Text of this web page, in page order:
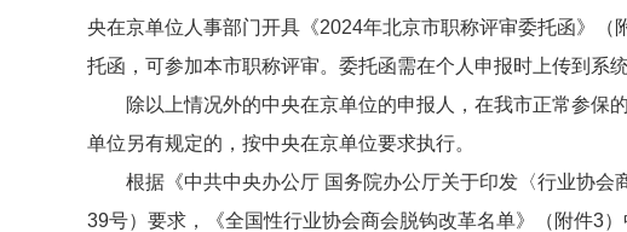
央在京单位人事部门开具《2024年北京市职称评审委托函》
托函，可参加本市职称评审。委托函需在个人申报时上传到系统
除以上情况外的中央在京单位的申报人，在我市正常参保
单位另有规定的，按中央在京单位要求执行。
根据《中共中央办公厅 国务院办公厅关于印发〈行业协会
39号）要求，《全国性行业协会商会脱钩改革名单》（附件3